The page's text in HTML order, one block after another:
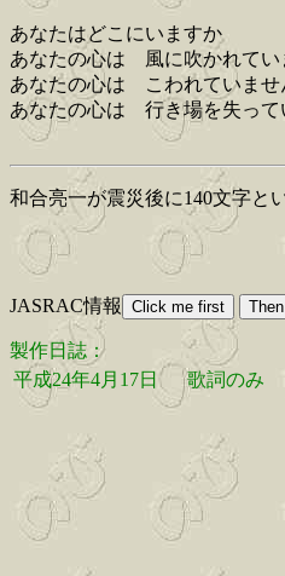
あなたはどこにいますか
あなたの心は 風に吹かれてい
あなたの心は こわれていませ
あなたの心は 行き場を失って
和合亮一が震災後に140文字と
JASRAC情報
製作日誌：
平成24年4月17日
歌詞のみ